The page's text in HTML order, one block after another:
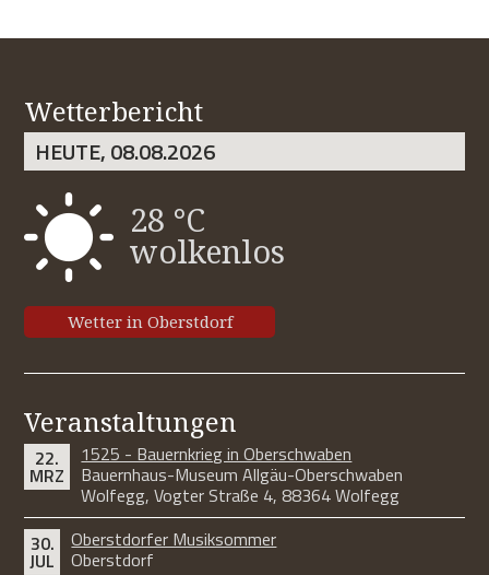
Wetterbericht
HEUTE, 08.08.2026
28 °C
wolkenlos
Wetter in Oberstdorf
Veranstaltungen
22.
MRZ
1525 - Bauernkrieg in Oberschwaben
Bauernhaus-Museum Allgäu-Oberschwaben
Wolfegg, Vogter Straße 4, 88364 Wolfegg
30.
JUL
Oberstdorfer Musiksommer
Oberstdorf